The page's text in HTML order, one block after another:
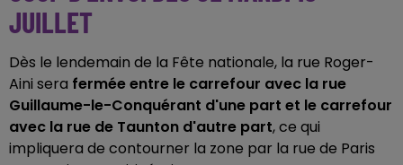
JUILLET
Dès le lendemain de la Fête nationale, la rue Roger-
Aini sera fermée entre le carrefour avec la rue
Guillaume-le-Conquérant d'une part et le carrefour
avec la rue de Taunton d'autre part, ce qui
impliquera de contourner la zone par la rue de Paris